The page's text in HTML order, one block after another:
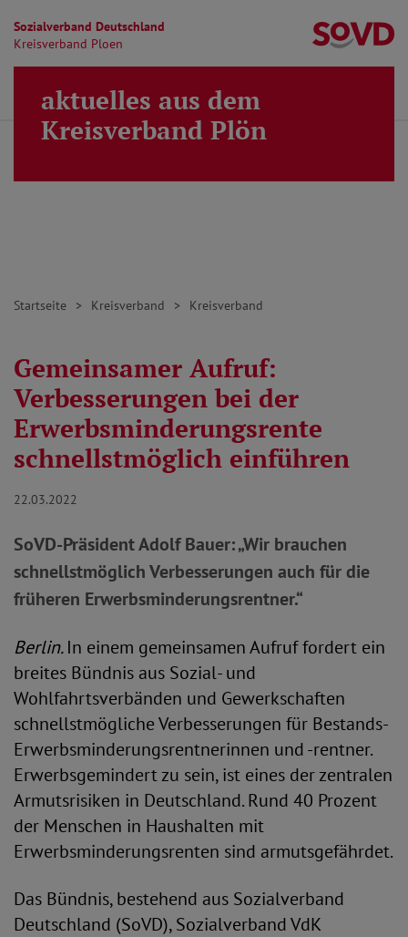
Sozialverband Deutschland
Kreisverband Ploen
Direkt zu den Inhalten springen
MENÜ
aktuelles aus dem
Kreisverband Plön
Startseite Kreisverband Kreisverband
Gemeinsamer Aufruf:
Verbesserungen bei der
Erwerbsminderungsrente
schnellstmöglich einführen
22.03.2022
SoVD-Präsident Adolf Bauer: „Wir brauchen
schnellstmöglich Verbesserungen auch für die
früheren Erwerbsminderungsrentner.“
Berlin.In einem gemeinsamen Aufruf fordert ein
breites Bündnis aus Sozial- und
Wohlfahrtsverbänden und Gewerkschaften
schnellstmögliche Verbesserungen für Bestands-
Erwerbsminderungsrentnerinnen und -rentner.
Erwerbsgemindert zu sein, ist eines der zentralen
Armutsrisiken in Deutschland. Rund 40 Prozent
der Menschen in Haushalten mit
Erwerbsminderungsrenten sind armutsgefährdet.
Das Bündnis, bestehend aus Sozialverband
Deutschland (SoVD), Sozialverband VdK